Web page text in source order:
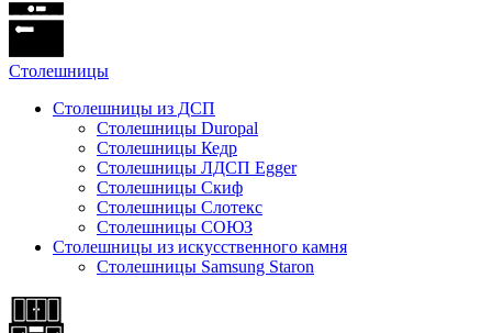
Cтолешницы
Столешницы из ДСП
Столешницы Duropal
Столешницы Кедр
Столешницы ЛДСП Egger
Столешницы Скиф
Столешницы Слотекс
Столешницы СОЮЗ
Столешницы из искусственного камня
Столешницы Samsung Staron